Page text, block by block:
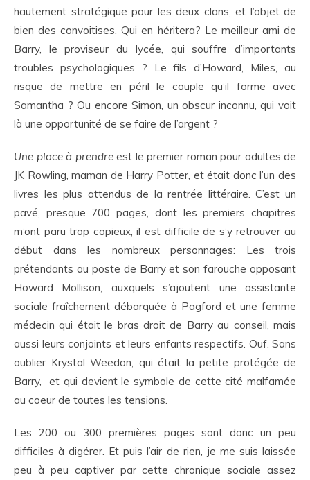
hautement stratégique pour les deux clans, et l’objet de
bien des convoitises. Qui en héritera? Le meilleur ami de
Barry, le proviseur du lycée, qui souffre d’importants
troubles psychologiques ? Le fils d’Howard, Miles, au
risque de mettre en péril le couple qu’il forme avec
Samantha ? Ou encore Simon, un obscur inconnu, qui voit
là une opportunité de se faire de l’argent ?
Une place à prendreest le premier roman pour adultes de
JK Rowling, maman de Harry Potter, et était donc l’un des
livres les plus attendus de la rentrée littéraire. C’est un
pavé, presque 700 pages, dont les premiers chapitres
m’ont paru trop copieux, il est difficile de s’y retrouver au
début dans les nombreux personnages: Les trois
prétendants au poste de Barry et son farouche opposant
Howard Mollison, auxquels s’ajoutent une assistante
sociale fraîchement débarquée à Pagford et une femme
médecin qui était le bras droit de Barry au conseil, mais
aussi leurs conjoints et leurs enfants respectifs. Ouf. Sans
oublier Krystal Weedon, qui était la petite protégée de
Barry, et qui devient le symbole de cette cité malfamée
au coeur de toutes les tensions.
Les 200 ou 300 premières pages sont donc un peu
difficiles à digérer. Et puis l’air de rien, je me suis laissée
peu à peu captiver par cette chronique sociale assez